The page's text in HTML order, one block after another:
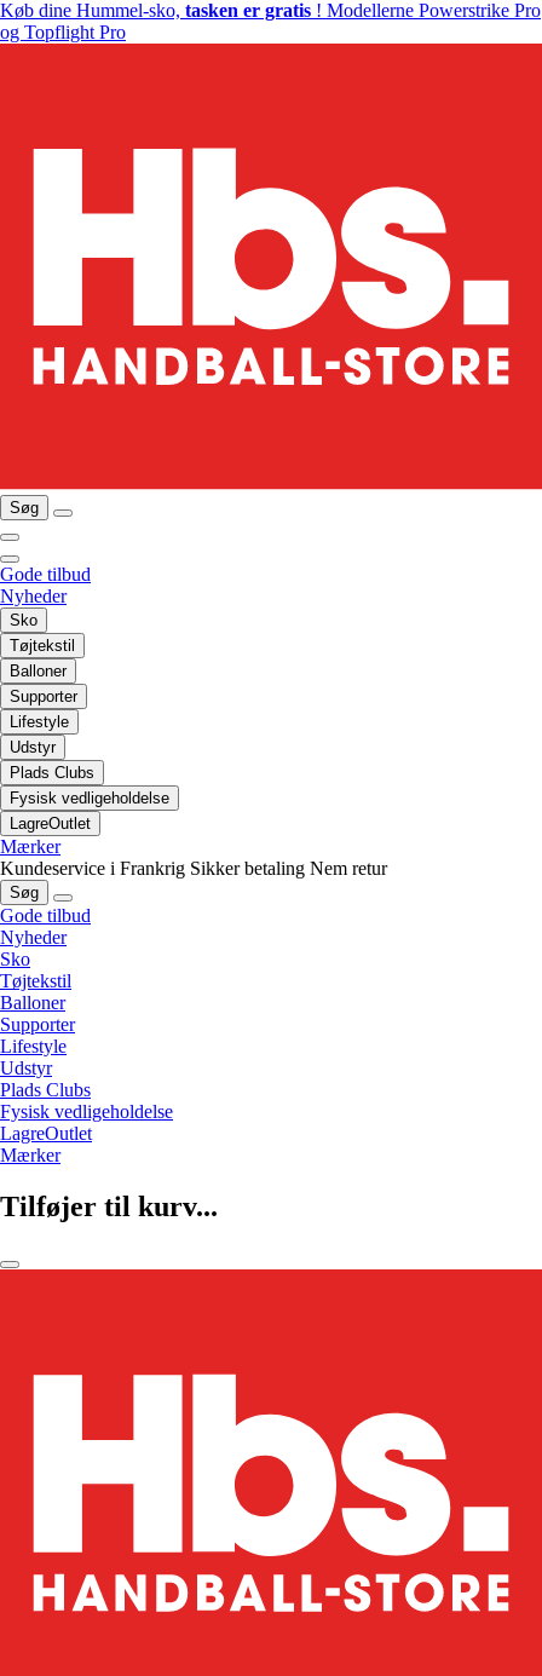
Køb dine Hummel-sko, tasken er gratis ! Modellerne Powerstrike Pro
og Topflight Pro
Søg
Gode tilbud
Nyheder
Sko
Tøjtekstil
Balloner
Supporter
Lifestyle
Udstyr
Plads Clubs
Fysisk vedligeholdelse
LagreOutlet
Mærker
Kundeservice i Frankrig Sikker betaling Nem retur
Søg
Gode tilbud
Nyheder
Sko
Tøjtekstil
Balloner
Supporter
Lifestyle
Udstyr
Plads Clubs
Fysisk vedligeholdelse
LagreOutlet
Mærker
Tilføjer til kurv...